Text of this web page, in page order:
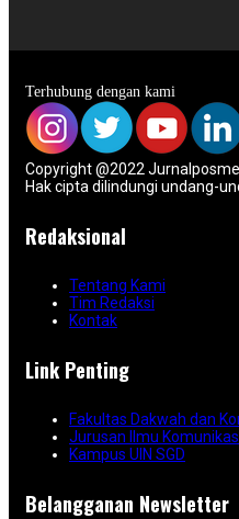
Terhubung dengan kami
Copyright @2022
Hak cipta dilindungi undang-
Redaksional
Tentang Kami
Tim Redaksi
Kontak
Link Penting
Fakultas Dakwah dan
Jurusan Ilmu Komunikasi
Kampus UIN SGD
Belangganan Newsletter